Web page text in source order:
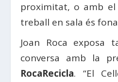
proximitat, o amb
treball en sala és
Joan Roca exposa
conversa amb la
RocaRecicla. “El